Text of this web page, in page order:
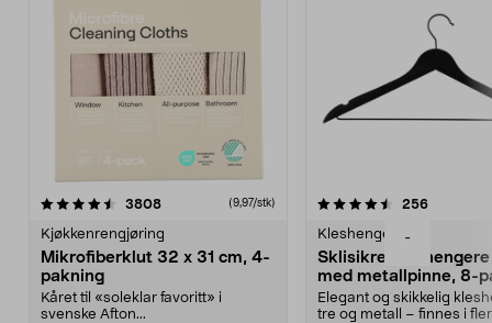
-
3808anmeldelser(9,97/stk)
Kjøkkenrengjøring
Mikrofiberklut 32 x 31 cm, 4-
pakning
Kåret til «soleklar favoritt» i
svenske Afton...
4.5av 5 stjerner 256
Kleshengere
Sklisikre
med metallpinne, 8-
Elegant og skikkelig
tre og metall – finnes i
4.5av 5 stjerner